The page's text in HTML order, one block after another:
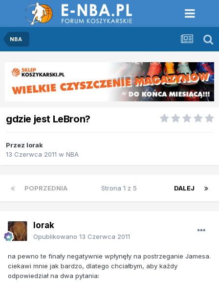
NBA
gdzie jest LeBron?
Przez lorak
13 Czerwca 2011 w NBA
POPRZEDNIA DALEJ
Strona 1 z 5
lorak
Opublikowano 13 Czerwca 2011
na pewno te finały negatywnie wpłynęły na postrzeganie Jamesa.
ciekawi mnie jak bardzo, dlatego chciałbym, aby każdy
odpowiedział na dwa pytania: